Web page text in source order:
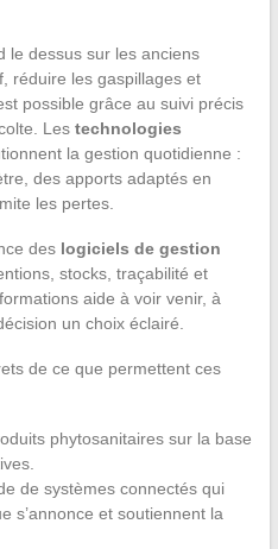
le dessus sur les anciens
réduire les gaspillages et
possible grâce au suivi précis
Les technologies
la gestion quotidienne :
des apports adaptés en
les pertes.
des logiciels de gestion
stocks, traçabilité et
aide à voir venir, à
un choix éclairé.
de ce que permettent ces
phytosanitaires sur la base
de systèmes connectés qui
s’annonce et soutiennent la